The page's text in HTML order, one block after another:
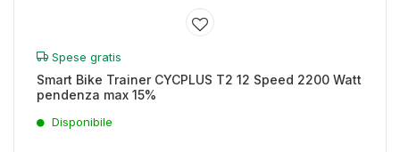
Spese gratis
Smart Bike Trainer CYCPLUS T2 12 Speed 2200 Watt
pendenza max 15%
Disponibile